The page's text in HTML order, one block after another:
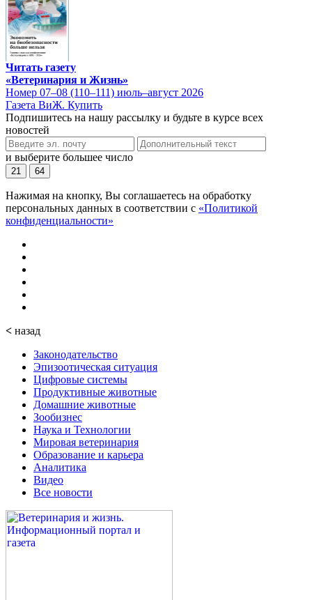
Читать газету
«Ветеринария и Жизнь»
Номер 07–08 (110–111) июль–август 2026
Газета ВиЖ. Купить
Подпишитесь на нашу рассылку и будьте в курсе всех
новостей
и выберите большее число
21 64
Нажимая на кнопку, Вы соглашаетесь на обработку
персональных данных в соответствии с «Политикой
конфиденциальности»
< назад
Законодательство
Эпизоотическая ситуация
Цифровые системы
Продуктивные животные
Домашние животные
Зообизнес
Наука и Технологии
Мировая ветеринария
Образование и карьера
Аналитика
Видео
Все новости